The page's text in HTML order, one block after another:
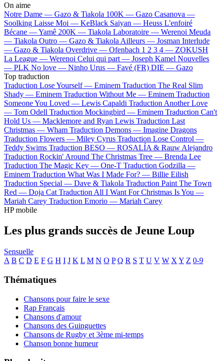
On aime
Notre Dame — Gazo & Tiakola 100K — Gazo Casanova —
Soolking Laisse Moi — KeBlack Saiyan — Heuss L'enfoiré
Bécane —Yamê 200K — Tiakola Laboratoire — Werenoi Meuda
— Tiakola Outro — Gazo & Tiakola Ailleurs — Josman Interlude
— Gazo & Tiakola Overdrive — Ofenbach 1 2 3 4 — ZOKUSH
La League — Werenoi Celui qui part — Joseph Kamel Nouvelles
— PLK No love — Ninho Urus — Favé (FR) DIE — Gazo
Top traduction
Traduction Lose Yourself — Eminem Traduction The Real Slim
Shady — Eminem Traduction Without Me — Eminem Traduction
Someone You Loved — Lewis Capaldi Traduction Another Love
— Tom Odell Traduction Mockingbird — Eminem Traduction Can't
Hold Us — Macklemore and Ryan Lewis Traduction Last
Christmas — Wham Traduction Demons — Imagine Dragons
Traduction Flowers — Miley Cyrus Traduction Lose Control —
Teddy Swims Traduction BESO — ROSALÍA & Rauw Alejandro
Traduction Rockin' Around The Christmas Tree — Brenda Lee
Traduction The Magic Key — One-T Traduction Godzilla —
Eminem Traduction What Was I Made For? — Billie Eilish
Traduction Special — Dave & Tiakola Traduction Paint The Town
Red — Doja Cat Traduction All I Want For Christmas Is You —
Mariah Carey Traduction Emorio — Mariah Carey
HP mobile
Les plus grands succès de Jeune Loup
Sensuelle
A B C D E F G H I J K L M N O P Q R S T U V W X Y Z 0-9
Thématiques
Chansons pour faire le sexe
Rap Français
Chansons d'amour
Chansons des Guinguettes
Chansons de Rugby et 3ème mi-temps
Chanson bonne humeur